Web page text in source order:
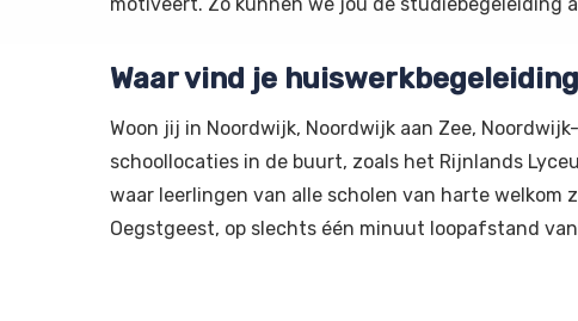
Waar vind je
Woon jij in Noordwijk, Noordwijk aan Zee,
schoollocaties in de buurt, zoals het Rijnlands
waar leerlingen van alle scholen van harte welkom
Oegstgeest, op slechts één minuut loopafstand